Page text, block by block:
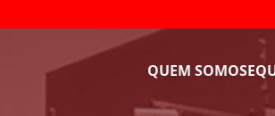
QUEM SOMOS